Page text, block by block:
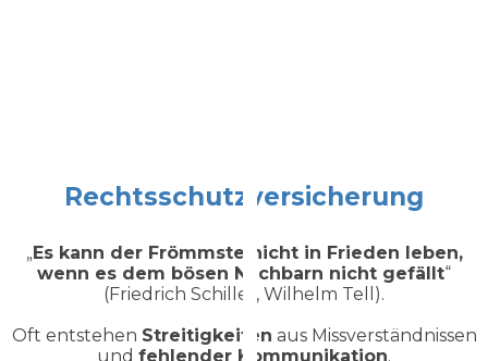
Rechtsschutzversicherung
„Es kann der Frömmste nicht in Frieden leben,
wenn es dem bösen Nachbarn nicht gefällt“
(Friedrich Schiller, Wilhelm Tell).
Oft entstehen Streitigkeiten aus Missverständnissen
und fehlender Kommunikation.